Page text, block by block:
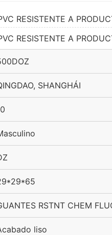
RESISTENTE A
RESISTENTE A
SHANGHÁI
RSTNT CHEM
liso